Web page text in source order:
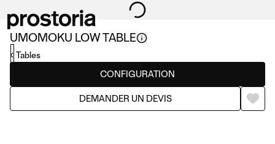
UMOMOKU LOW TABLE
CONFIGURATION
DEMANDER UN DEVIS
Tables